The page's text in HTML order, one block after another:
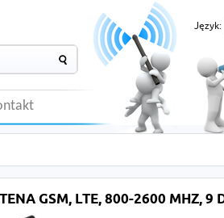
Język:
GSM, LTE, 800-2600 MHZ, 9